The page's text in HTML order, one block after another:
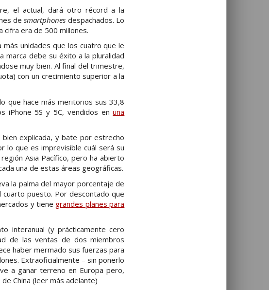
el actual, dará otro récord a la
desmartphones despachados. Lo
cifra era de 500 millones.
más unidades que los cuatro que le
marca debe su éxito a la pluralidad
muy bien. Al final del trimestre,
con un crecimiento superior a la
que hace más meritorios sus 33,8
iPhone 5S y 5C, vendidos enuna
explicada, y bate por estrecho
lo que es imprevisible cuál será su
Asia Pacífico, pero ha abierto
una de estas áreas geográficas.
la palma del mayor porcentaje de
cuarto puesto. Por descontado que
y tiene grandes planes para
interanual (y prácticamente cero
de las ventas de dos miembros
haber mermado sus fuerzas para
Extraoficialmente – sin ponerlo
a ganar terreno en Europa pero,
China (leer más adelante)